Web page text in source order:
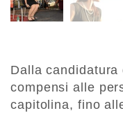
Dalla candidatura
compensi alle
capitolina, fino